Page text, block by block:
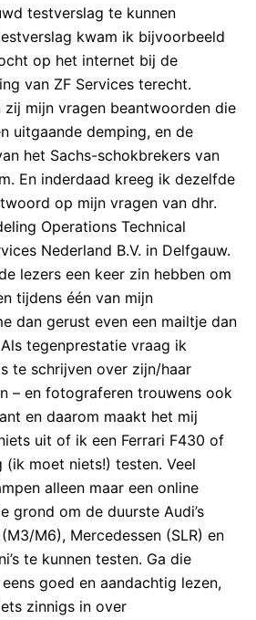
testverslag te kunnen
kwam ik bijvoorbeeld
op het internet bij de
van ZF Services terecht.
zij mijn vragen beantwoorden die
uitgaande demping, en de
het Sachs-schokbrekers van
En inderdaad kreeg ik dezelfde
op mijn vragen van dhr.
Operations Technical
Nederland B.V. in Delfgauw.
lezers een keer zin hebben om
tijdens één van mijn
dan gerust even een mailtje dan
tegenprestatie vraag ik
te schrijven over zijn/haar
– en fotograferen trouwens ook
en daarom maakt het mij
uit of ik een Ferrari F430 of
(ik moet niets!) testen. Veel
alleen maar een online
grond om de duurste Audi’s
(M3/M6), Mercedessen (SLR) en
te kunnen testen. Ga die
goed en aandachtig lezen,
zinnigs in over